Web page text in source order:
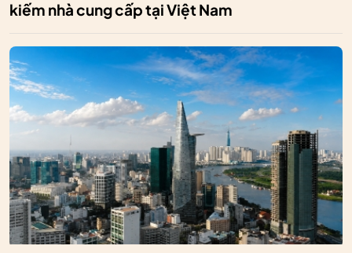
kiếm nhà cung cấp tại Việt Nam